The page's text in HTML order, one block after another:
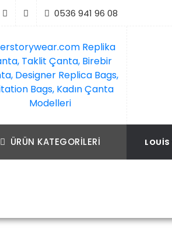
0536 941 96 08
İmitation Bags, Kadın Çanta Modelleri
ÜRÜN KATEGORILERI